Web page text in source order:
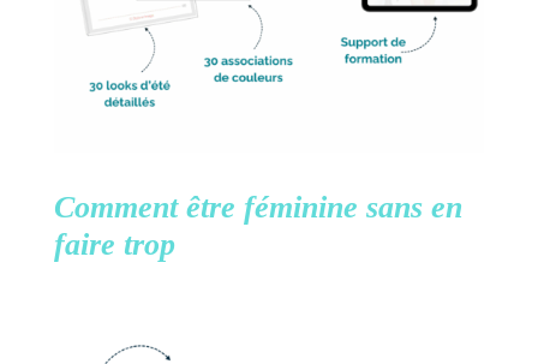
Comment être féminine sans en
faire trop